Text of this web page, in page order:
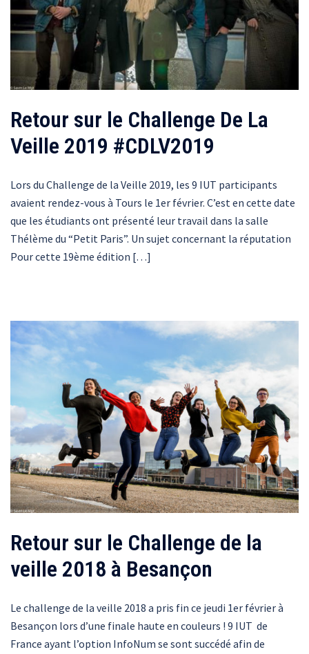
Retour sur le Challenge De La
Veille 2019 #CDLV2019
Lors du Challenge de la Veille 2019, les 9 IUT participants
avaient rendez-vous à Tours le 1er février. C’est en cette date
que les étudiants ont présenté leur travail dans la salle
Thélème du “Petit Paris”. Un sujet concernant la réputation
Pour cette 19ème édition […]
Retour sur le Challenge de la
veille 2018 à Besançon
Le challenge de la veille 2018 a pris fin ce jeudi 1er février à
Besançon lors d’une finale haute en couleurs ! 9 IUT de
France ayant l’option InfoNum se sont succédé afin de